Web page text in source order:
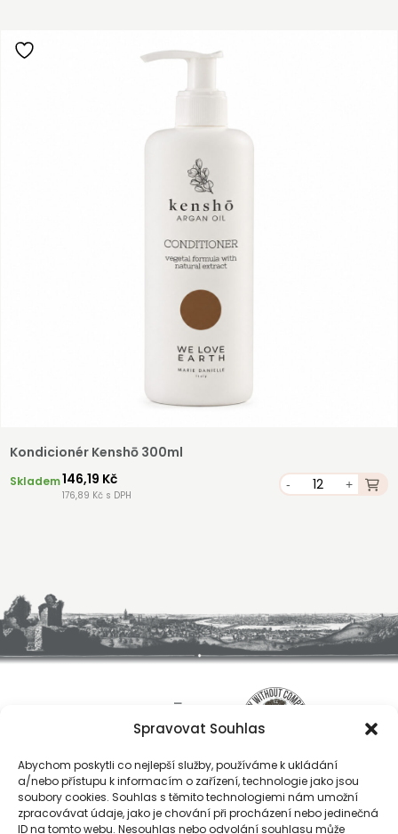
Spravovat Souhlas
Abychom poskytli co nejlepší služby, používáme k ukládání
a/nebo přístupu k informacím o zařízení, technologie jako jsou
soubory cookies. Souhlas s těmito technologiemi nám umožní
zpracovávat údaje, jako je chování při procházení nebo jedinečná
ID na tomto webu. Nesouhlas nebo odvolání souhlasu může
Kondicionér Kenshō 300ml
Skladem146,19 Kč
176,89 Kč s DPH
- +